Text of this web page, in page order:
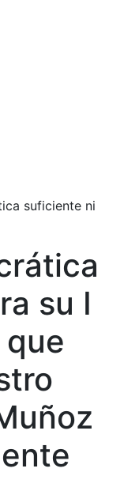
suficiente ni
su I